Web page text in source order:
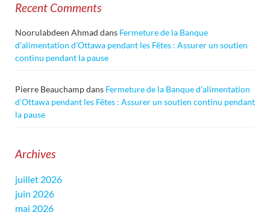
Recent Comments
Noorulabdeen Ahmad dans Fermeture de la Banque
d’alimentation d’Ottawa pendant les Fêtes : Assurer un soutien
continu pendant la pause
Pierre Beauchampdans Fermeture de la Banque d’alimentation
d’Ottawa pendant les Fêtes : Assurer un soutien continu pendant
la pause
Archives
juillet 2026
juin 2026
mai 2026